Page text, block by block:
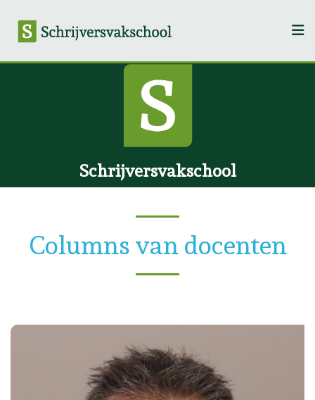
Schrijversvakschool
Columns van docenten